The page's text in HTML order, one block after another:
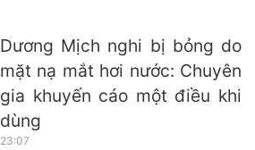
Dương Mịch nghi bị bỏng do
mặt nạ mắt hơi nước: Chuyên
gia khuyến cáo một điều khi
dùng
23:07